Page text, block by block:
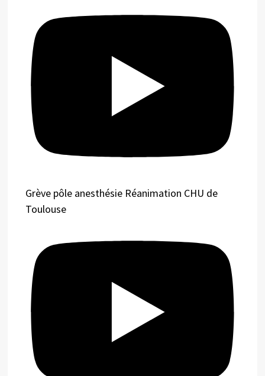
Grève pôle anesthésie Réanimation CHU de
Toulouse